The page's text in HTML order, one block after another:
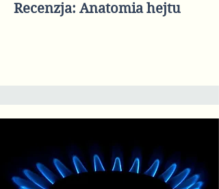
Recenzja: Anatomia hejtu